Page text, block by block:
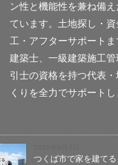
ン性と機能性を兼ね備
ています。土地探し・
工・アフターサポート
建築士、一級建築施工
引士の資格を持つ代表
くりを全力でサポートし
つくば市で家を建てる